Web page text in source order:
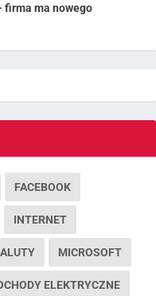
firma ma nowego
FACEBOOK
INTERNET
MICROSOFT
ELEKTRYCZNE